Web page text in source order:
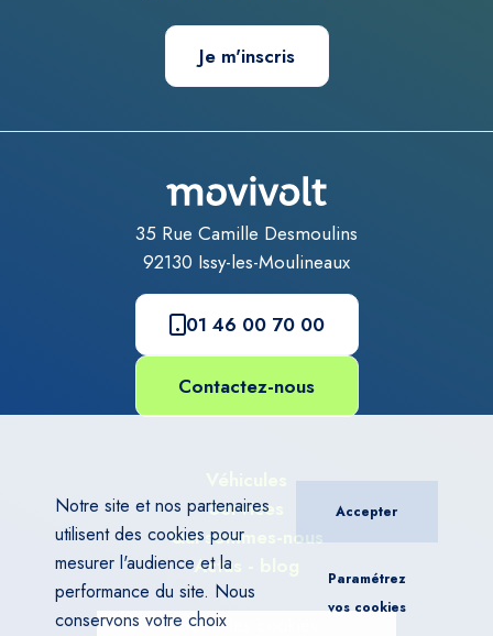
Je m'inscris
35 Rue Camille Desmoulins
92130 Issy-les-Moulineaux
01 46 00 70 00
Contactez-nous
Services
Qui sommes-nous
Actus - blog
Gérer les cookies
Notre site et nos partenaires
utilisent des cookies pour
mesurer l'audience et la
performance du site. Nous
conservons votre choix
Accepter
Paramétrez
vos cookies